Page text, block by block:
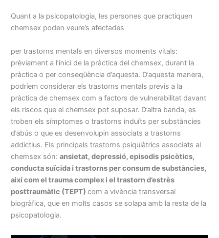
Quant a la psicopatologia, les persones que practiquen
chemsex poden veure’s afectades
per trastorns mentals en diversos moments vitals:
prèviament a l’inici de la pràctica del chemsex, durant la
pràctica o per conseqüència d’aquesta. D’aquesta manera,
podríem considerar els trastorns mentals previs a la
pràctica de chemsex com a factors de vulnerabilitat davant
els riscos que el chemsex pot suposar. D’altra banda, es
troben els símptomes o trastorns induïts per substàncies
d’abús o que es desenvolupin associats a trastorns
addictius. Els principals trastorns psiquiàtrics associats al
chemsex són:ansietat, depressió, episodis psicòtics,
conducta suïcida i trastorns per consum de substàncies,
així com el trauma complex i el trastorn d’estrès
posttraumàtic (TEPT)com a vivència transversal
biogràfica, que en molts casos se solapa amb la resta de la
psicopatologia.